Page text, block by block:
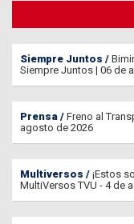
Siempre Juntos
Siempre Juntos | 06 de
Prensa
Freno al
agosto de 2026
Multiversos
¡Estos
MultiVersos TVU - 4 de